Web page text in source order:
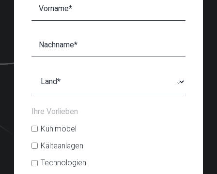
Ihre Vorlieben
Kühlmöbel
Kälteanlagen
Technologien